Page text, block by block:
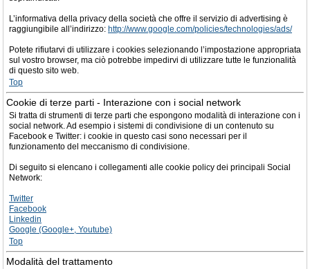
L’informativa della privacy della società che offre il servizio di advertising è
raggiungibile all’indirizzo: http://www.google.com/policies/technologies/ads/
Potete rifiutarvi di utilizzare i cookies selezionando l’impostazione appropriata
sul vostro browser, ma ciò potrebbe impedirvi di utilizzare tutte le funzionalità
di questo sito web.
Top
Cookie di terze parti - Interazione con i social network
Si tratta di strumenti di terze parti che espongono modalità di interazione con i
social network. Ad esempio i sistemi di condivisione di un contenuto su
Facebook e Twitter: i cookie in questo casi sono necessari per il
funzionamento del meccanismo di condivisione.
Di seguito si elencano i collegamenti alle cookie policy dei principali Social
Network:
Twitter
Facebook
Linkedin
Google (Google+, Youtube)
Top
Modalità del trattamento